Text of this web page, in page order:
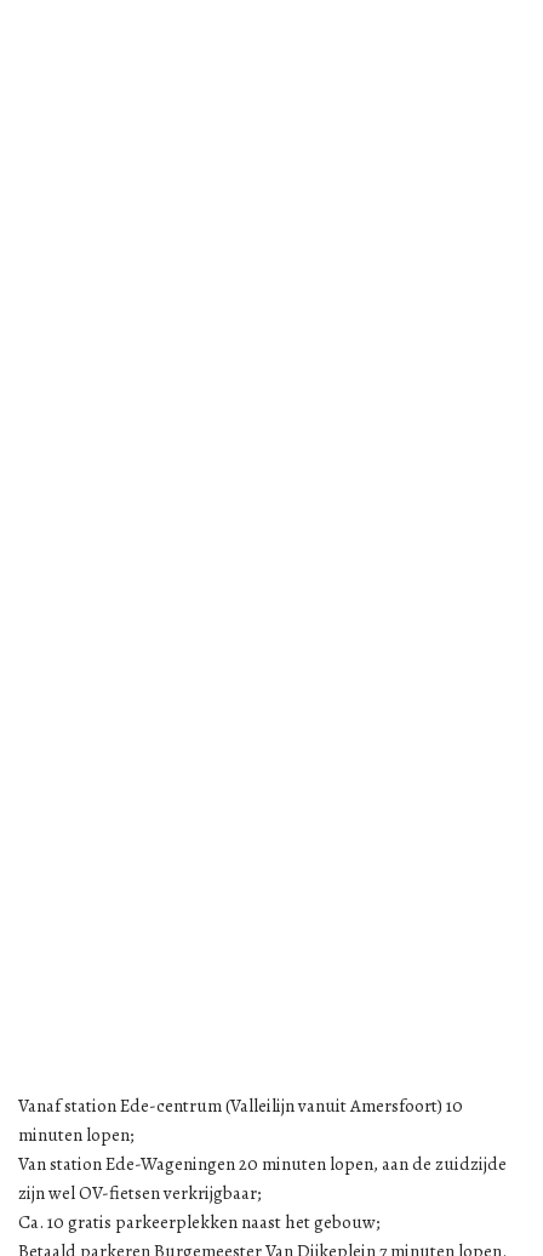
Vanaf station Ede-centrum (Valleilijn vanuit Amersfoort) 10
minuten lopen;
Van station Ede-Wageningen 20 minuten lopen, aan de zuidzijde
zijn wel OV-fietsen verkrijgbaar;
Ca. 10 gratis parkeerplekken naast het gebouw;
Betaald parkeren Burgemeester Van Dijkeplein 7 minuten lopen.